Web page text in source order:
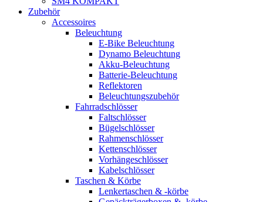
Zubehör
Accessoires
Beleuchtung
E-Bike Beleuchtung
Dynamo Beleuchtung
Akku-Beleuchtung
Batterie-Beleuchtung
Reflektoren
Beleuchtungszubehör
Fahrradschlösser
Faltschlösser
Bügelschlösser
Rahmenschlösser
Kettenschlösser
Vorhängeschlösser
Kabelschlösser
Taschen & Körbe
Lenkertaschen & -körbe